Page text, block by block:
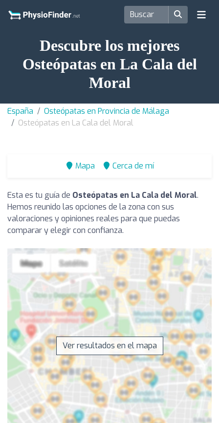
Descubre los mejores
Osteópatas en La Cala del
Moral
España
Osteópatas en Provincia de Málaga
Osteópatas en La Cala del Moral
Mapa Cerca de mí
Esta es tu guía de Osteópatas en La Cala del Moral.
Hemos reunido las opciones de la zona con sus
valoraciones y opiniones reales para que puedas
comparar y elegir con confianza.
Ver resultados en el mapa